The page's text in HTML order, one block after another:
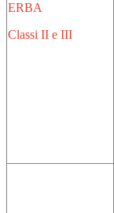
ERBA
Classi II e III